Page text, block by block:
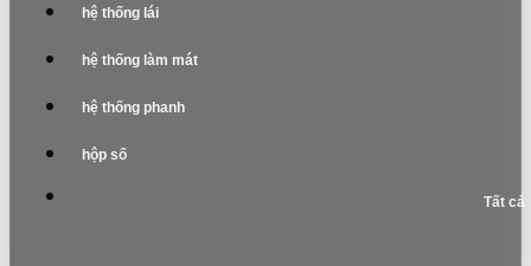
hệ thống lái
hệ thống làm mát
hệ thống phanh
hộp số
Tất cả